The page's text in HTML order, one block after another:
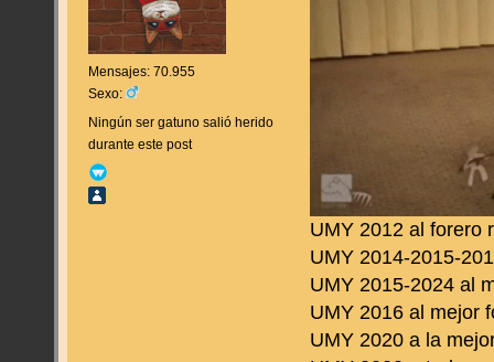
Mensajes: 70.955
Sexo:
Ningún ser gatuno salió herido
durante este post
UMY 2012 al forero
UMY 2014-2015-
UMY 2015-2024 al
UMY 2016 al mejor
UMY 2020 a la